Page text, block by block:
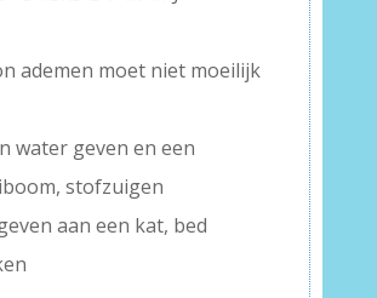
ademen moet niet moeilijk
water geven en een
stofzuigen
aan een kat, bed